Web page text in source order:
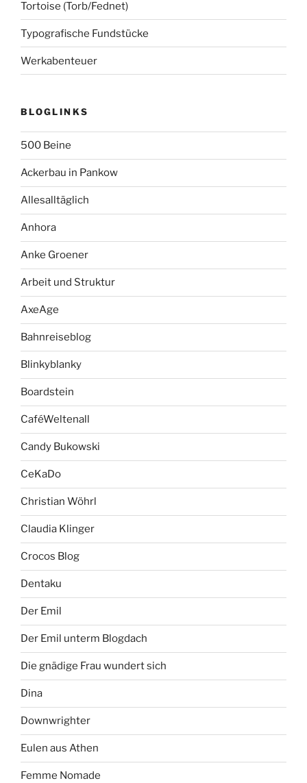
Tortoise (Torb/Fednet)
Typografische Fundstücke
Werkabenteuer
BLOGLINKS
500 Beine
Ackerbau in Pankow
Allesalltäglich
Anhora
Anke Groener
Arbeit und Struktur
AxeAge
Bahnreiseblog
Blinkyblanky
Boardstein
CaféWeltenall
Candy Bukowski
CeKaDo
Christian Wöhrl
Claudia Klinger
Crocos Blog
Dentaku
Der Emil
Der Emil unterm Blogdach
Die gnädige Frau wundert sich
Dina
Downwrighter
Eulen aus Athen
Femme Nomade